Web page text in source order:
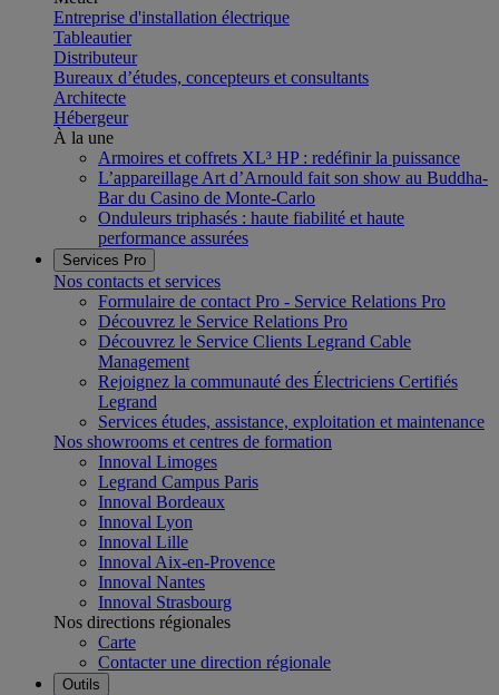
Entreprise d'installation électrique
Tableautier
Distributeur
Bureaux d’études, concepteurs et consultants
Architecte
Hébergeur
À la une
Armoires et coffrets XL³ HP : redéfinir la puissance
L’appareillage Art d’Arnould fait son show au Buddha-
Bar du Casino de Monte-Carlo
Onduleurs triphasés : haute fiabilité et haute
performance assurées
Services Pro
Nos contacts et services
Formulaire de contact Pro - Service Relations Pro
Découvrez le Service Relations Pro
Découvrez le Service Clients Legrand Cable
Management
Rejoignez la communauté des Électriciens Certifiés
Legrand
Services études, assistance, exploitation et maintenance
Nos showrooms et centres de formation
Innoval Limoges
Legrand Campus Paris
Innoval Bordeaux
Innoval Lyon
Innoval Lille
Innoval Aix-en-Provence
Innoval Nantes
Innoval Strasbourg
Nos directions régionales
Carte
Contacter une direction régionale
Outils